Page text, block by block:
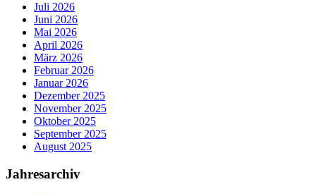
Juli 2026
Juni 2026
Mai 2026
April 2026
März 2026
Februar 2026
Januar 2026
Dezember 2025
November 2025
Oktober 2025
September 2025
August 2025
Jahresarchiv